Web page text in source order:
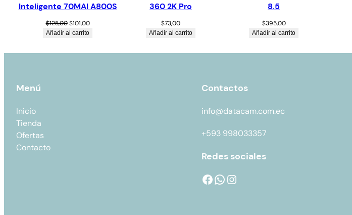
Inteligente 70MAI A800S
$125,00 $101,00
Añadir al carrito
360 2K Pro
$73,00
Añadir al carrito
8.5
$395,00
Añadir al carrito
Menú
Inicio
Tienda
Ofertas
Contacto
Contactos
info@datacam.com.ec
+593 998033357
Redes sociales